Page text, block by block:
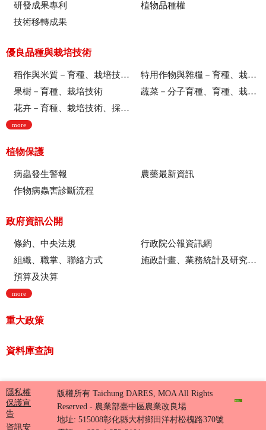
研發成果專利
植物品種權
技術移轉成果
優良品種與栽培技術
稻作與米質－育種、栽培技術、綜合、稻米品質
特用作物與雜糧－育種、栽培技術
果樹－育種、栽培技術
蔬菜－分子育種、育種、栽培技術
花卉－育種、栽培技術、採後技術、組織培養、園藝療育、產業推廣
more
植物保護
病蟲發生警報
農藥最新資訊
作物病蟲害診斷流程
政府資訊公開
條約、中央法規
行政院公報資訊網
組織、職掌、聯絡方式
施政計畫、業務統計及研究報告
預算及決算
more
重大政策
資料庫查詢
隱私權
保護宣
告
資訊安
版權所有 Taichung DARES, MOA All Rights
Reserved - 農業部臺中區農業改良場
地址: 515008彰化縣大村鄉田洋村松槐路370號